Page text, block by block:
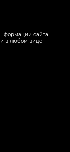
сайта
в любом виде